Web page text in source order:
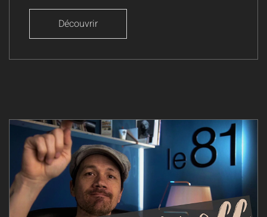
Découvrir